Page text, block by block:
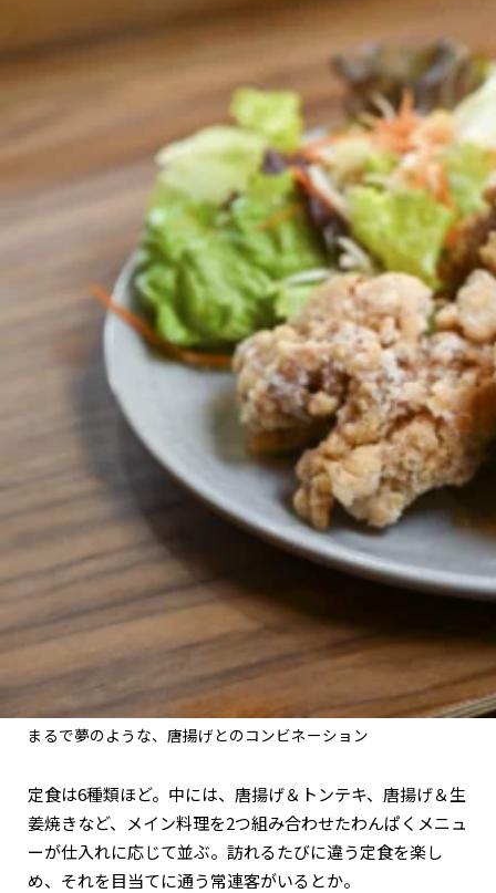
まるで夢のような、唐揚げとのコンビネーション
定食は6種類ほど。中には、唐揚げ＆トンテキ、唐揚げ＆生
姜焼きなど、メイン料理を2つ組み合わせたわんぱくメニュ
ーが仕入れに応じて並ぶ。訪れるたびに違う定食を楽し
め、それを目当てに通う常連客がいるとか。